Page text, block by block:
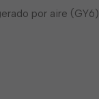
por aire (GY6)